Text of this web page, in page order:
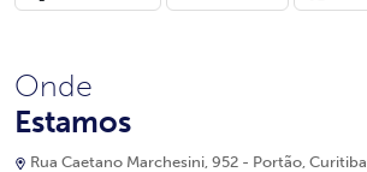
Onde
Estamos
Rua Caetano Marchesini, 952 - Portão,